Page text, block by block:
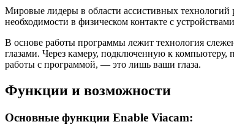
Мировые лидеры в области ассистивных технологий
необходимости в физическом контакте с
В основе работы программы лежит технология
глазами. Через камеру, подключенную к компьютеру,
работы с программой, — это лишь ваши глаза.
Функции и возможности
Основные функции Enable Viacam: